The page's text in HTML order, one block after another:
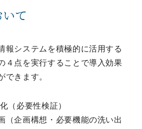
て
報システムを積極的に活用する
４点を実行することで導入効果
できます。
（必要性検証）
企画構想・必要機能の洗い出